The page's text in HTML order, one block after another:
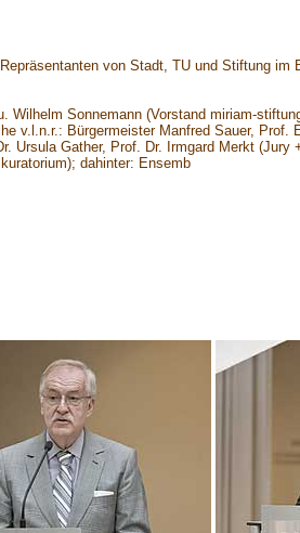
von Stadt, TU und Stiftung im
Wilhelm Sonnemann (Vorstand miriam-
v.l.n.r.: Bürgermeister Manfred Sauer, Prof.
Ursula Gather, Prof. Dr. Irmgard Merkt (Jury
dahinter: Ensemb